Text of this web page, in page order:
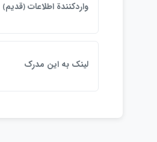
واردكنندة اطلاعات ﴿قديم﴾
لينک به اين مدرک